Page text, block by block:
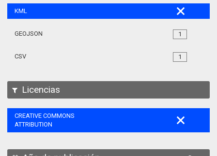
KML
1
GEOJSON
1
CSV
Licencias
CREATIVE COMMONS
ATTRIBUTION